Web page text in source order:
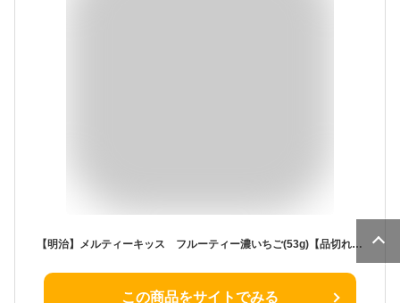
【明治】メルティーキッス フルーティー濃いちご(53g)【品切れの場合はご連絡させていただきます】
この商品をサイトでみる